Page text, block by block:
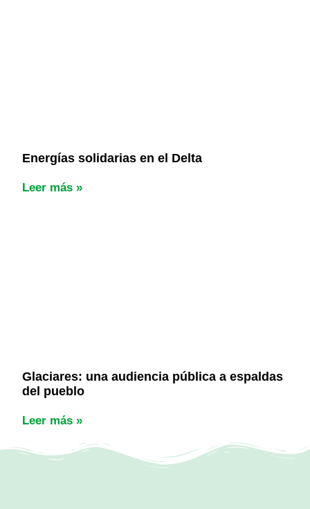
Energías solidarias en el Delta
Leer más »
Glaciares: una audiencia pública a espaldas
del pueblo
Leer más »